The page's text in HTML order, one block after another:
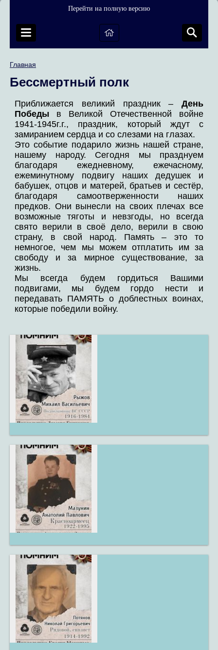
Перейти на полную версию
Главная
Бессмертный полк
Приближается великий праздник – День
Победы в Великой Отечественной войне
1941-1945г.г., праздник, который ждут с
замиранием сердца и со слезами на глазах.
Это событие подарило жизнь нашей стране,
нашему народу. Сегодня мы празднуем
благодаря ежедневному, ежечасному,
ежеминутному подвигу наших дедушек и
бабушек, отцов и матерей, братьев и сестёр,
благодаря самоотверженности наших
предков. Они вынесли на своих плечах все
возможные тяготы и невзгоды, но всегда
свято верили в своё дело, верили в свою
страну, в свой народ. Память – это то
немногое, чем мы можем отплатить им за
свободу и за мирное существование, за
жизнь.
Мы всегда будем гордиться Вашими
подвигами, мы будем гордо нести и
передавать ПАМЯТЬ о доблестных воинах,
которые победили войну.